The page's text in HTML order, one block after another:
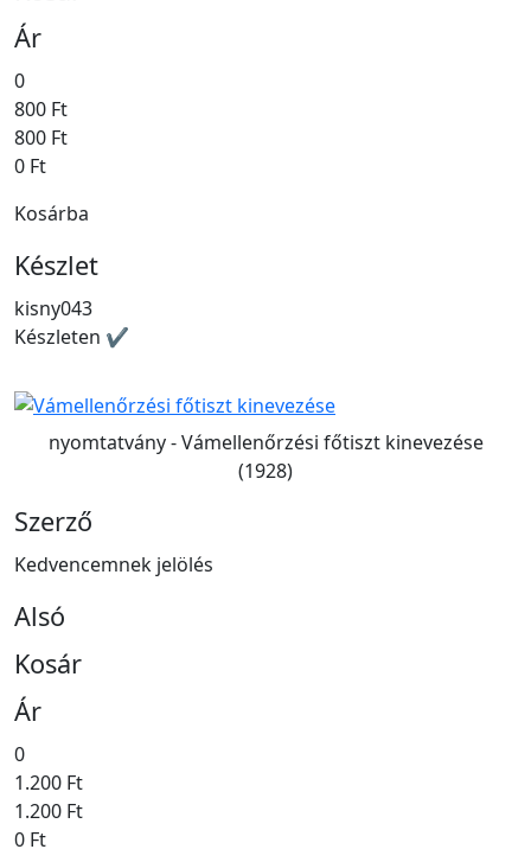
Ár
0
800 Ft
800 Ft
0 Ft
Kosárba
Készlet
kisny043
Készleten ✔
nyomtatvány - Vámellenőrzési főtiszt kinevezése
(1928)
Szerző
Kedvencemnek jelölés
Alsó
Kosár
Ár
0
1.200 Ft
1.200 Ft
0 Ft